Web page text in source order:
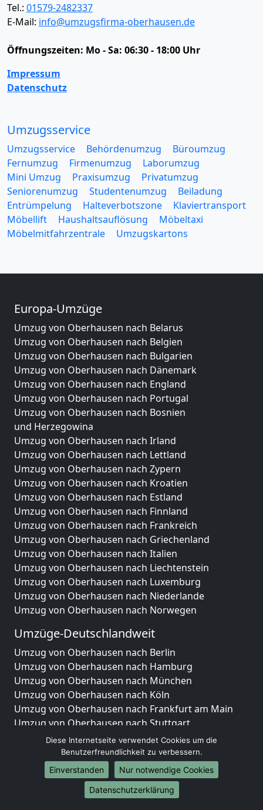
Tel.: 01579-2482337
E-Mail: info@umzugsfirma-oberhausen.de
Öffnungszeiten: Mo - Sa: 06:30 - 18:00 Uhr
Impressum
Datenschutz
Umzugsservice
Umzugsservice Behördenumzug
Büroumzug
Fernumzug
Firmenumzug
Laborumzug
Mini Umzug
Praxisumzug
Privatumzug
Seniorenumzug
Studentenumzug
Beiladung
Entrümpelung
Halteverbotszone
Klaviertransport
Möbellift
Haushaltsauflösung
Möbeltaxi
Möbelmitfahrzentrale
Umzugskartons
Europa-Umzüge
Umzug von Oberhausen nach Belarus
Umzug von Oberhausen nach Belgien
Umzug von Oberhausen nach Bulgarien
Umzug von Oberhausen nach Dänemark
Umzug von Oberhausen nach England
Umzug von Oberhausen nach Portugal
Umzug von Oberhausen nach Bosnien
und Herzegowina
Umzug von Oberhausen nach Irland
Umzug von Oberhausen nach Lettland
Umzug von Oberhausen nach Zypern
Umzug von Oberhausen nach Kroatien
Umzug von Oberhausen nach Estland
Umzug von Oberhausen nach Finnland
Umzug von Oberhausen nach Frankreich
Umzug von Oberhausen nach Griechenland
Umzug von Oberhausen nach Italien
Umzug von Oberhausen nach Liechtenstein
Umzug von Oberhausen nach Luxemburg
Umzug von Oberhausen nach Niederlande
Umzug von Oberhausen nach Norwegen
Umzüge-Deutschlandweit
Umzug von Oberhausen nach Berlin
Umzug von Oberhausen nach Hamburg
Umzug von Oberhausen nach München
Umzug von Oberhausen nach Köln
Umzug von Oberhausen nach Frankfurt am Main
Umzug von Oberhausen nach Stuttgart
Umzug von Oberhausen nach Düsseldorf
Umzug von Oberhausen nach Leipzig
Umzug von Oberhausen nach Dortmund
Umzug von Oberhausen nach Essen
Umzug von Oberhausen nach Bremen
Diese Internetseite verwendet Cookies um die
Benutzerfreundlichkeit zu verbessern.
Einverstanden
Nur notwendige Cookies
Datenschutzerklärung